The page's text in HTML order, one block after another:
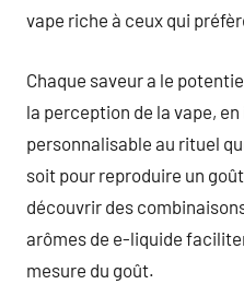
vape riche à ceux qui
Chaque saveur a le
la perception de la vape,
personnalisable au rituel
soit pour reproduire un
découvrir des
arômes de e-liquide
mesure du goût.